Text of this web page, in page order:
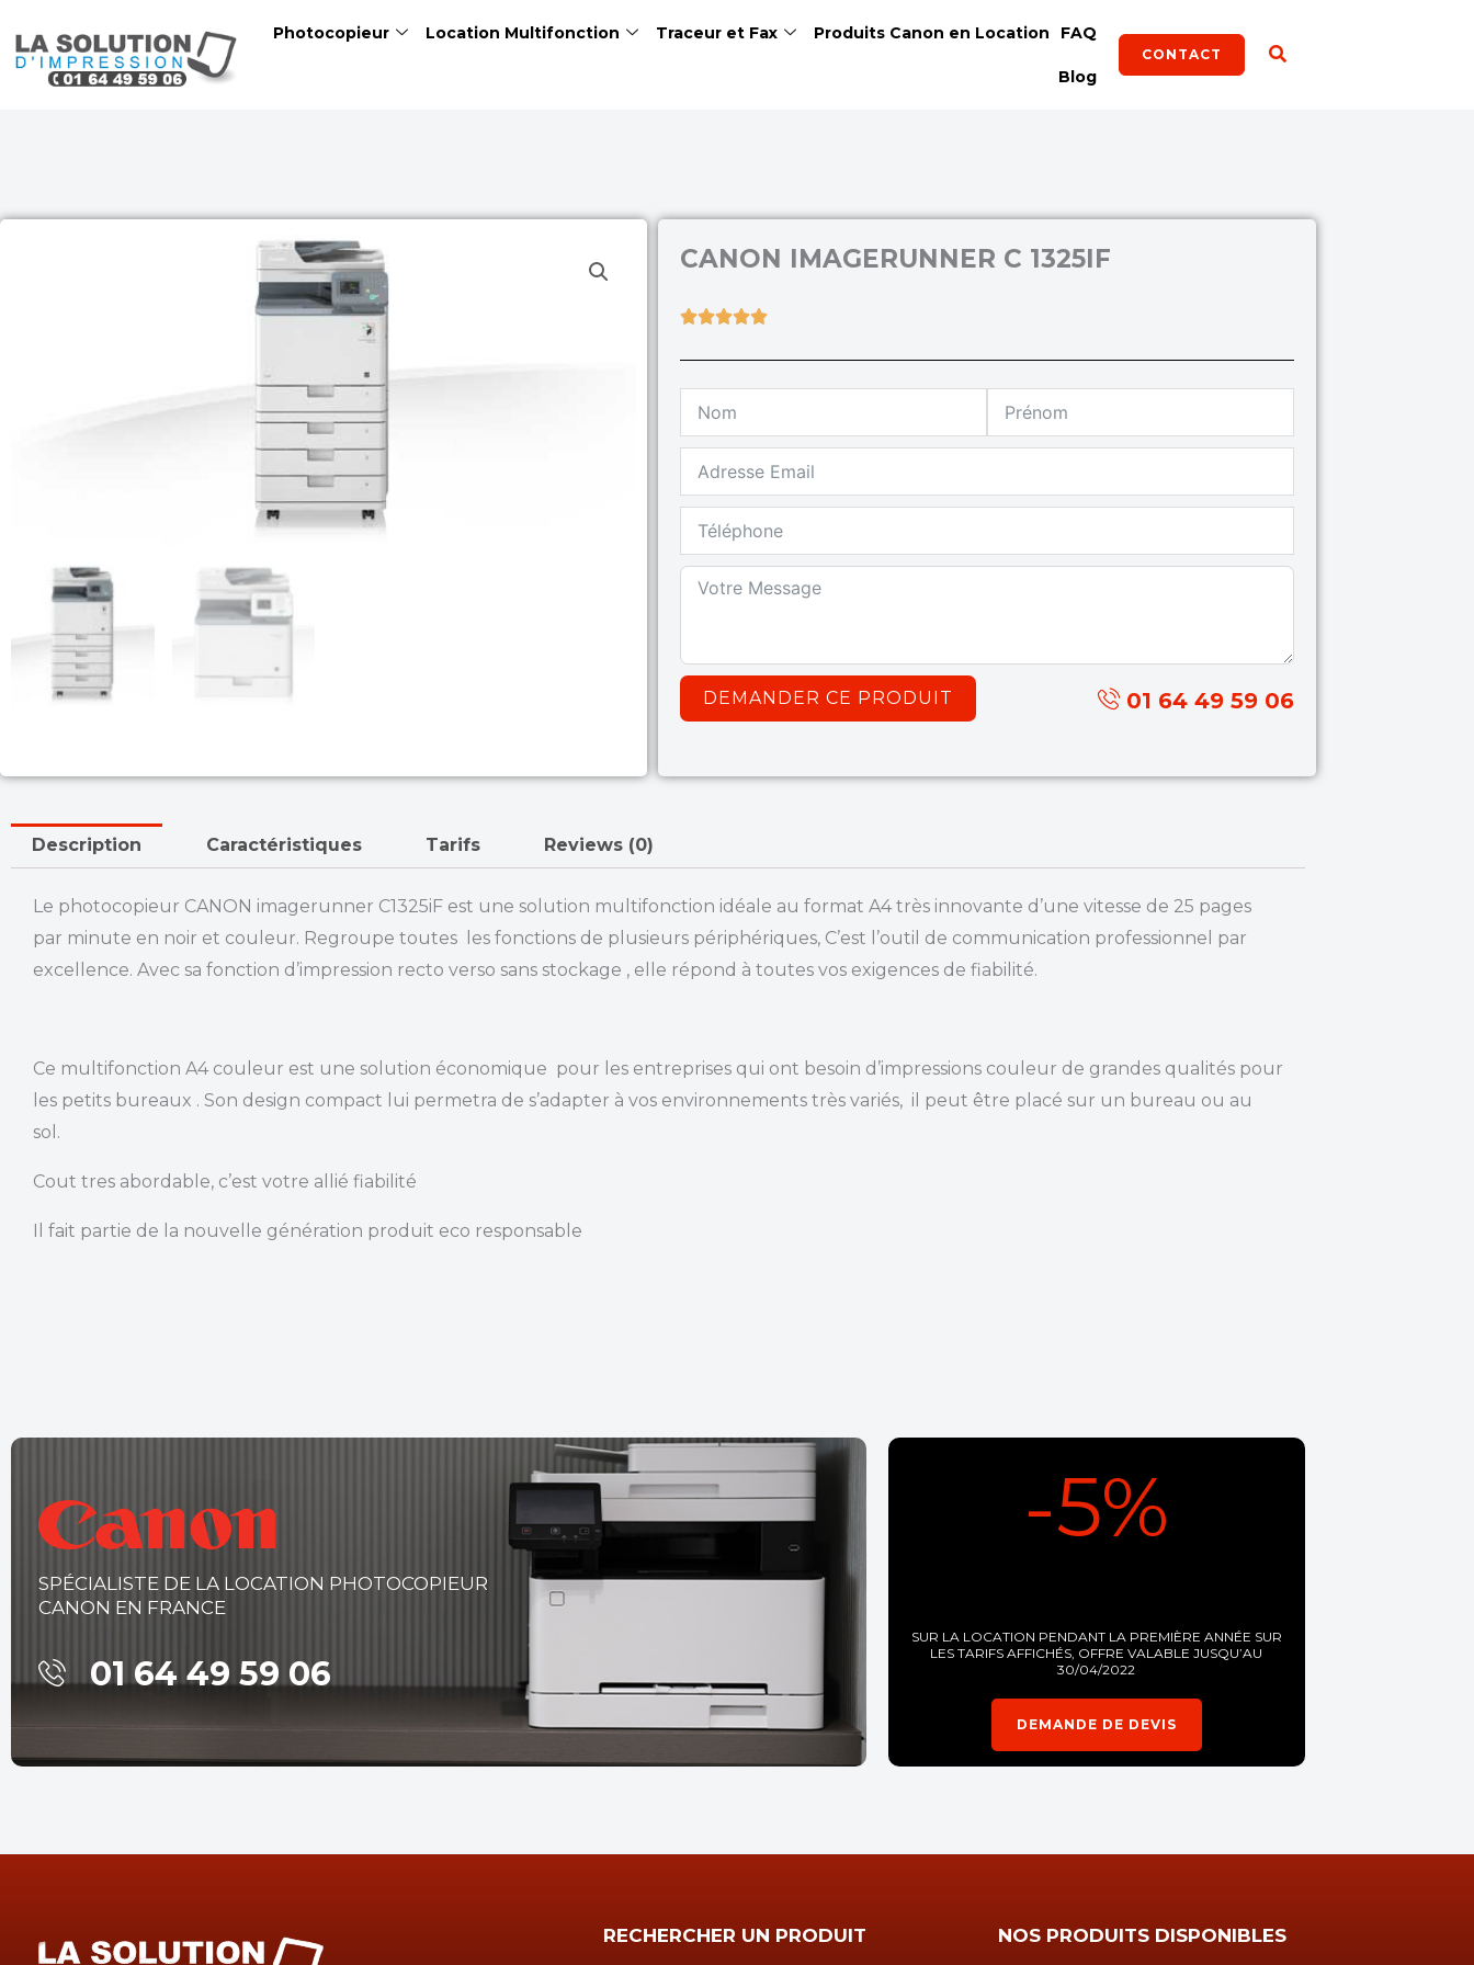
to
content
Photocopieur Location Multifonction Traceur et Fax Produits Canon en Location FAQ
Blog
CONTACT
CANON IMAGERUNNER C 1325IF
Rated
5
DEMANDER CE PRODUIT 01 64 49 59 06
Description Caractéristiques Tarifs Reviews (0)
Le photocopieur CANON imagerunner C1325iF est une solution multifonction idéale au format A4 très innovante d’une vitesse de 25 pages
par minute en noir et couleur. Regroupe toutes les fonctions de plusieurs périphériques, C’est l’outil de communication professionnel par
excellence. Avec sa fonction d’impression recto verso sans stockage , elle répond à toutes vos exigences de fiabilité.
Ce multifonction A4 couleur est une solution économique pour les entreprises qui ont besoin d’impressions couleur de grandes qualités pour
les petits bureaux . Son design compact lui permetra de s’adapter à vos environnements très variés, il peut être placé sur un bureau ou au
sol.
Cout tres abordable, c’est votre allié fiabilité
Il fait partie de la nouvelle génération produit eco responsable
SPÉCIALISTE DE LA LOCATION PHOTOCOPIEUR
CANON EN FRANCE
01 64 49 59 06
-5%
SUR LA LOCATION PENDANT LA PREMIÈRE ANNÉE SUR
LES TARIFS AFFICHÉS, OFFRE VALABLE JUSQU’AU
30/04/2022
DEMANDE DE DEVIS
RECHERCHER UN PRODUIT NOS PRODUITS DISPONIBLES